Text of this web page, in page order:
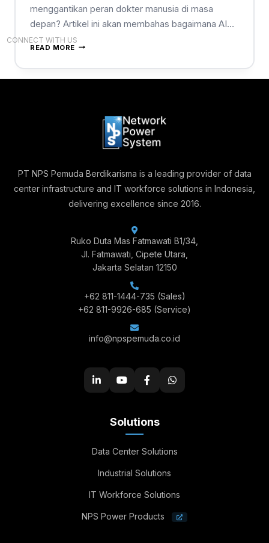
menggantikan peran dokter manusia di masa
depan? Artikel ini akan membahas bagaimana AI…
READ MORE
CONNECT WITH US
PT NPS Pemuda Berdikarisma is a leading provider of data
center infrastructure and IT workforce solutions in Indonesia,
delivering excellence since 2016.
Ruko Duta Mas Fatmawati B1/34,
Jl. Fatmawati, Cipete Utara,
Jakarta Selatan 12150
+62 811-1444-735 (Sales)
+62 811-9926-685 (Service)
info@npspemuda.co.id
Solutions
Data Center Solutions
Industrial Solutions
IT Workforce Solutions
NPS Power Products